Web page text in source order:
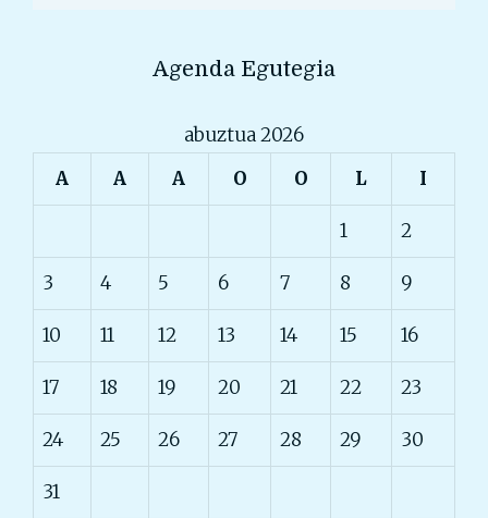
Agenda Egutegia
abuztua 2026
A
A A O O L I
1 2
3 4 5 6 7 8 9
10 11 12 13 14 15 16
17 18 19 20 21 22 23
24 25 26 27 28 29 30
31